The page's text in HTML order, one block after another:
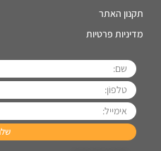
תקנון האתר
מדיניות פרטיות